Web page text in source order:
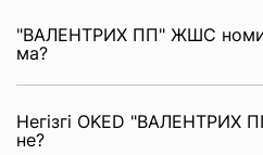
"ВАЛЕНТРИХ ПП" ЖШС
ма?
Негізгі OKED "ВАЛЕНТРИХ
не?